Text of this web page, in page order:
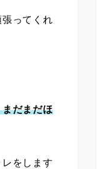
ってくれ
だまだほ
をします